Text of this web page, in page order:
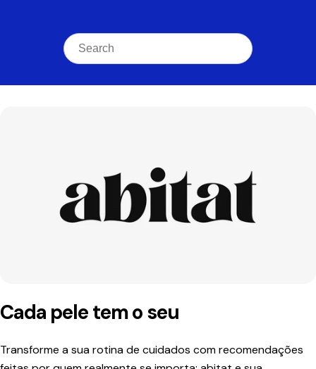
Cada pele tem o seu
Transforme a sua rotina de cuidados com recomendações